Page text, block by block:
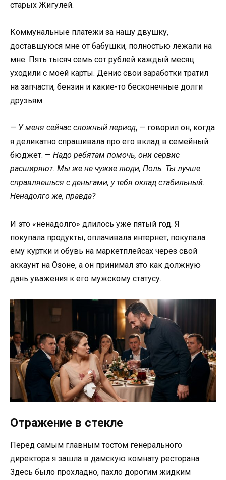
старых Жигулей.
Коммунальные платежи за нашу двушку,
доставшуюся мне от бабушки, полностью лежали на
мне. Пять тысяч семь сот рублей каждый месяц
уходили с моей карты. Денис свои заработки тратил
на запчасти, бензин и какие-то бесконечные долги
друзьям.
— У меня сейчас сложный период, — говорил он, когда
я деликатно спрашивала про его вклад в семейный
бюджет. — Надо ребятам помочь, они сервис
расширяют. Мы же не чужие люди, Поль. Ты лучше
справляешься с деньгами, у тебя оклад стабильный.
Ненадолго же, правда?
И это «ненадолго» длилось уже пятый год. Я
покупала продукты, оплачивала интернет, покупала
ему куртки и обувь на маркетплейсах через свой
аккаунт на Озоне, а он принимал это как должную
дань уважения к его мужскому статусу.
Отражение в стекле
Перед самым главным тостом генерального
директора я зашла в дамскую комнату ресторана.
Здесь было прохладно, пахло дорогим жидким